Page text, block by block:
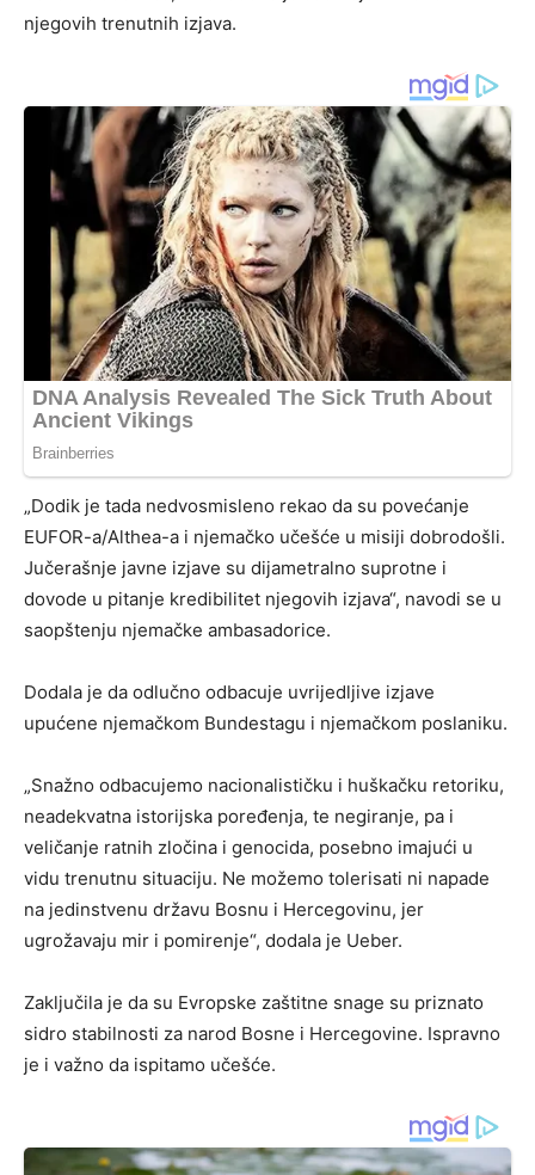
njegovih trenutnih izjava.
„Dodik je tada nedvosmisleno rekao da su povećanje
EUFOR-a/Althea-a i njemačko učešće u misiji dobrodošli.
Jučerašnje javne izjave su dijametralno suprotne i
dovode u pitanje kredibilitet njegovih izjava“, navodi se u
saopštenju njemačke ambasadorice.
Dodala je da odlučno odbacuje uvrijedljive izjave
upućene njemačkom Bundestagu i njemačkom poslaniku.
„Snažno odbacujemo nacionalističku i huškačku retoriku,
neadekvatna istorijska poređenja, te negiranje, pa i
veličanje ratnih zločina i genocida, posebno imajući u
vidu trenutnu situaciju. Ne možemo tolerisati ni napade
na jedinstvenu državu Bosnu i Hercegovinu, jer
ugrožavaju mir i pomirenje“, dodala je Ueber.
Zaključila je da su Evropske zaštitne snage su priznato
sidro stabilnosti za narod Bosne i Hercegovine. Ispravno
je i važno da ispitamo učešće.